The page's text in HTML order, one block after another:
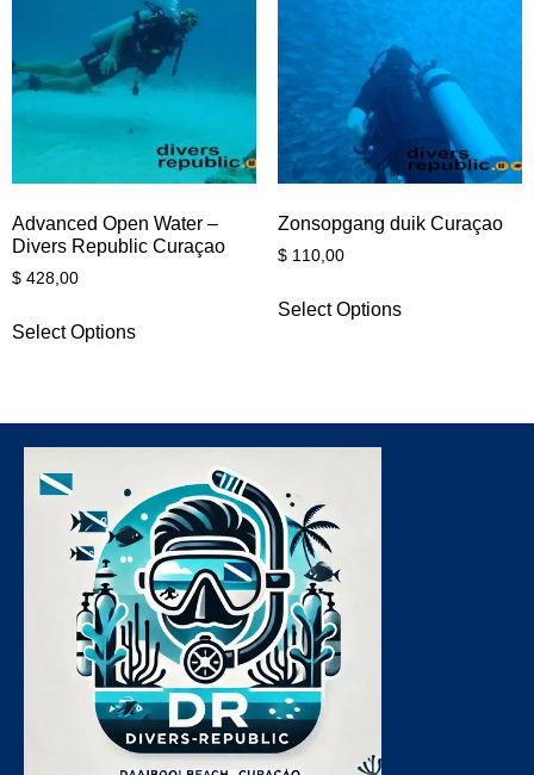
Advanced Open Water –
Divers Republic Curaçao
$ 428,00
Select Options
Zonsopgang duik Curaçao
$110,00
Select Options